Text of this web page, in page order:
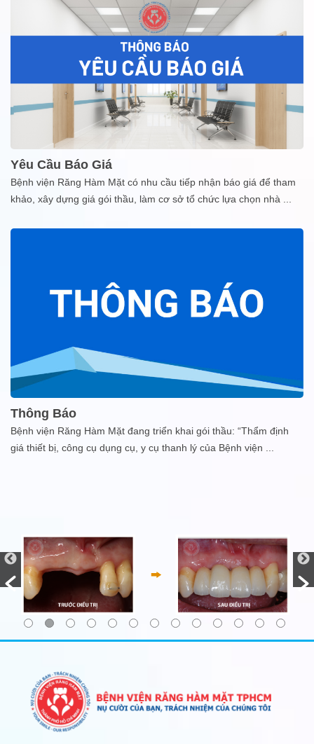
Yêu Cầu Báo Giá
Bệnh viện Răng Hàm Mặt có nhu cầu tiếp nhận báo giá để tham
khảo, xây dựng giá gói thầu, làm cơ sở tổ chức lựa chọn nhà
Thông Báo
Bệnh viện Răng Hàm Mặt đang triển khai gói thầu: “Thẩm định
giá thiết bị, công cụ dụng cụ, y cụ thanh lý của Bệnh viện